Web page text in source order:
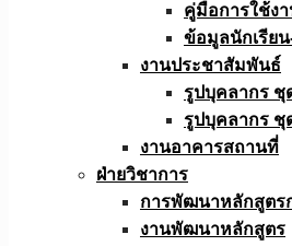
คู่มือการใช้ง
ข้อมูลนักเรีย
งานประชาสัมพันธ์
รูปบุคลากร ชุ
รูปบุคลากร ชุ
งานอาคารสถานที่
ฝ่ายวิชาการ
การพัฒนาหลักสูตร
งานพัฒนาหลักสูตร